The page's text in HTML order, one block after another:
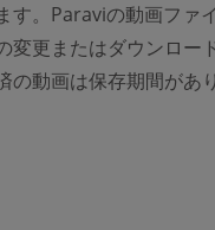
す。Paraviの動画ファ
変更またはダウンロー
の動画は保存期間があ